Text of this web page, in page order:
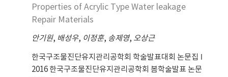
Properties of Acrylic Type Water leakage
Repair Materials
안기원, 배성우, 이정훈, 송제영, 오상근
한국구조물진단유지관리공학회 학술발표대회 논문집
2016 한국구조물진단유지관리공학회 봄학술발표 논문